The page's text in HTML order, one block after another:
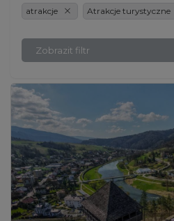
atrakcje Atrakcje turystyczne
Zobrazit filtr